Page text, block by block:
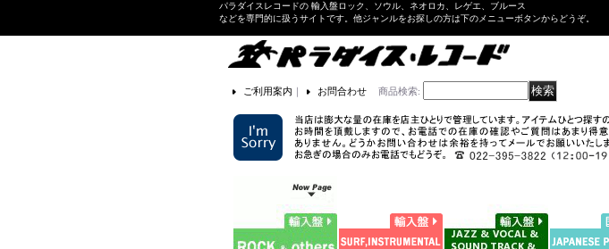
パラダイスレコードの 輸入盤ロック、ソウル、ネオロカ、レゲエ、ブルース
などを専門的に扱うサイトです。他ジャンルをお探しの方は下のメニューボタンからどうぞ。
ご利用案内 ｜ お問合わせ 商品検索: